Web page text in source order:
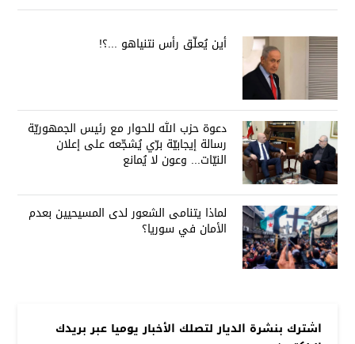
أين يُعلّق رأس نتنياهو ...؟!
دعوة حزب الله للحوار مع رئيس الجمهوريّة
رسالة إيجابيّة برّي يُشجّعه على إعلان
النيّات... وعون لا يُمانع
لماذا يتنامى الشعور لدى المسيحيين بعدم
الأمان في سوريا؟
اشترك بنشرة الديار لتصلك الأخبار يوميا عبر بريدك